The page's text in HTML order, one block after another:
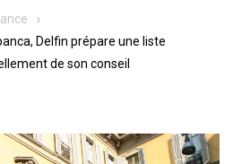
Delfin prépare une liste
de son conseil